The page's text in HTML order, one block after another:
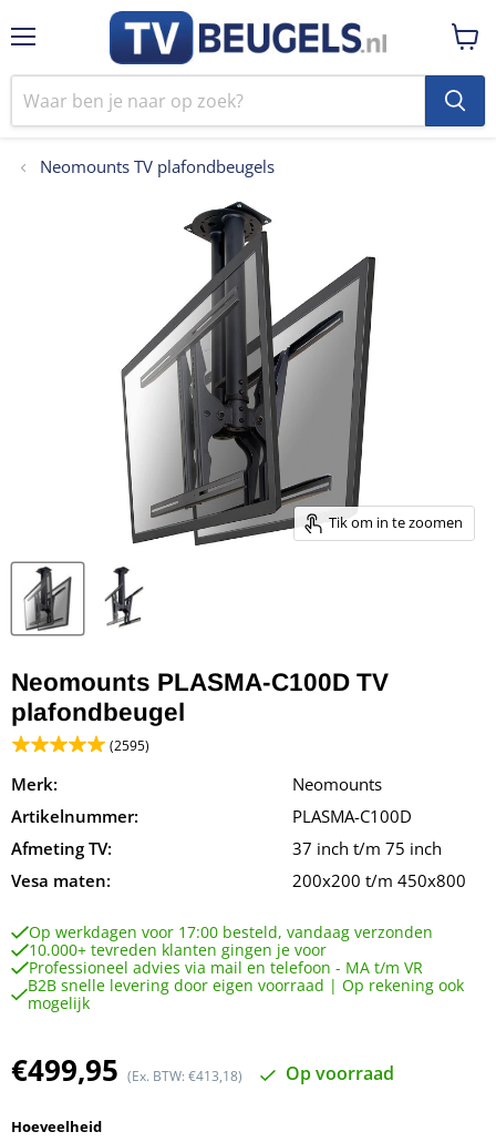
Neomounts TV plafondbeugels
Tik om in te zoomen
Neomounts PLASMA-C100D TV
plafondbeugel
(2595)
Merk:
Neomounts
Artikelnummer:
PLASMA-C100D
Afmeting TV:
37 inch t/m 75 inch
Vesa maten:
200x200 t/m 450x800
Op werkdagen voor 17:00 besteld, vandaag verzonden
10.000+ tevreden klanten gingen je voor
Professioneel advies via mail en telefoon - MA t/m VR
B2B snelle levering door eigen voorraad | Op rekening ook
mogelijk
Huidige prijs
€499,95 (Ex. BTW: €413,18) Op voorraad
Hoeveelheid